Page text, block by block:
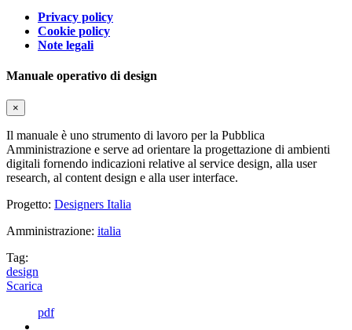
Privacy policy
Cookie policy
Note legali
Manuale operativo di design
×
Il manuale è uno strumento di lavoro per la Pubblica
Amministrazione e serve ad orientare la progettazione di ambienti
digitali fornendo indicazioni relative al service design, alla user
research, al content design e alla user interface.
Progetto: Designers Italia
Amministrazione: italia
Tag:
design
Scarica
pdf